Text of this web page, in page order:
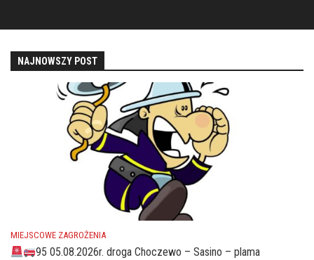
NAJNOWSZY POST
MIEJSCOWE ZAGROŻENIA
95 05.08.2026r. droga Choczewo – Sasino – plama